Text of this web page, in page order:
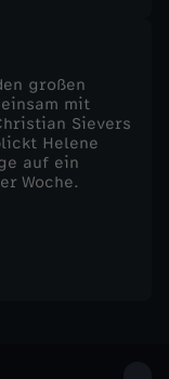
großen
mit
Sievers
Helene
auf ein
Woche.